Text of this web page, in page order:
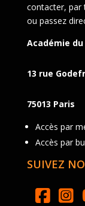
contacter, par
ou passez
Académie du
13 rue
75013 Paris
Accès par
Accès par
SUIVEZ